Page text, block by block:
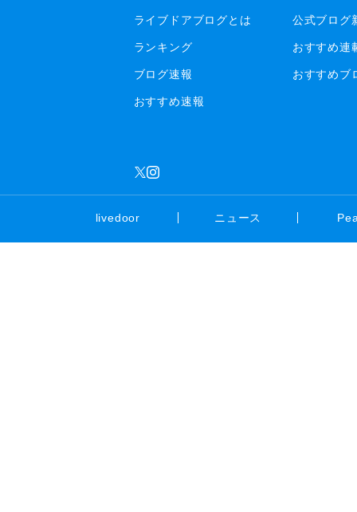
ライブドアブログとは
ランキング
ブログ速報
おすすめ速報
公式ブログ
おすすめ連
おすすめブ
livedoor ニュース